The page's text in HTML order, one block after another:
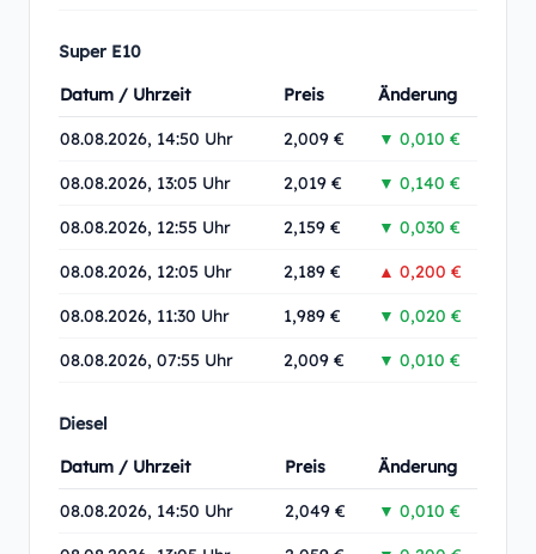
Super E10
Datum / Uhrzeit
Preis Änderung
08.08.2026, 14:50 Uhr 2,009 € ▼ 0,010 €
08.08.2026, 13:05 Uhr 2,019 € ▼ 0,140 €
08.08.2026, 12:55 Uhr 2,159 € ▼ 0,030 €
08.08.2026, 12:05 Uhr 2,189 € ▲ 0,200 €
08.08.2026, 11:30 Uhr 1,989 € ▼ 0,020 €
08.08.2026, 07:55 Uhr 2,009 € ▼ 0,010 €
Diesel
Datum / Uhrzeit
Preis Änderung
08.08.2026, 14:50 Uhr 2,049 € ▼ 0,010 €